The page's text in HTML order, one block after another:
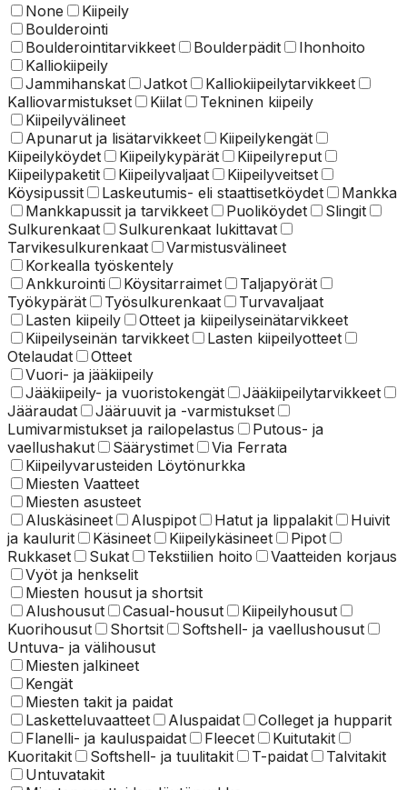
None
Kiipeily
Boulderointi
Boulderointitarvikkeet
Boulderpädit
Ihonhoito
Kalliokiipeily
Jammihanskat
Jatkot
Kalliokiipeilytarvikkeet
Kalliovarmistukset
Kiilat
Tekninen kiipeily
Kiipeilyvälineet
Apunarut ja lisätarvikkeet
Kiipeilykengät
Kiipeilyköydet
Kiipeilykypärät
Kiipeilyreput
Kiipeilypaketit
Kiipeilyvaljaat
Kiipeilyveitset
Köysipussit
Laskeutumis- eli staattisetköydet
Mankka
Mankkapussit ja tarvikkeet
Puoliköydet
Slingit
Sulkurenkaat
Sulkurenkaat lukittavat
Tarvikesulkurenkaat
Varmistusvälineet
Korkealla työskentely
Ankkurointi
Köysitarraimet
Taljapyörät
Työkypärät
Työsulkurenkaat
Turvavaljaat
Lasten kiipeily
Otteet ja kiipeilyseinätarvikkeet
Kiipeilyseinän tarvikkeet
Lasten kiipeilyotteet
Otelaudat
Otteet
Vuori- ja jääkiipeily
Jääkiipeily- ja vuoristokengät
Jääkiipeilytarvikkeet
Jääraudat
Jääruuvit ja -varmistukset
Lumivarmistukset ja railopelastus
Putous- ja
vaellushakut
Säärystimet
Via Ferrata
Kiipeilyvarusteiden Löytönurkka
Miesten Vaatteet
Miesten asusteet
Aluskäsineet
Aluspipot Hatut ja lippalakit
Huivit
ja kaulurit
Käsineet Kiipeilykäsineet
Pipot
Rukkaset
Sukat Tekstiilien hoito
Vaatteiden korjaus
Vyöt ja henkselit
Miesten housut ja shortsit
Alushousut
Casual-housut
Kiipeilyhousut
Kuorihousut
Shortsit
Softshell- ja vaellushousut
Untuva- ja välihousut
Miesten jalkineet
Kengät
Miesten takit ja paidat
Lasketteluvaatteet
Aluspaidat
Colleget ja hupparit
Flanelli- ja kauluspaidat
Fleecet
Kuitutakit
Kuoritakit
Softshell- ja tuulitakit T-paidat
Talvitakit
Untuvatakit